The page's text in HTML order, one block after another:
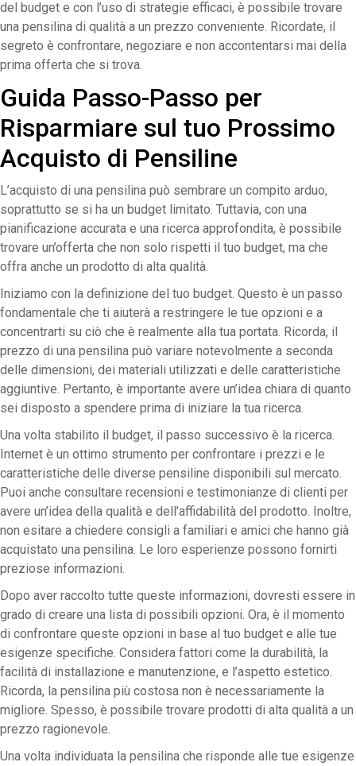
del budget e con l’uso di strategie efficaci, è possibile trovare
una pensilina di qualità a un prezzo conveniente. Ricordate, il
segreto è confrontare, negoziare e non accontentarsi mai della
prima offerta che si trova.
Guida Passo-Passo per
Risparmiare sul tuo Prossimo
Acquisto di Pensiline
L’acquisto di una pensilina può sembrare un compito arduo,
soprattutto se si ha un budget limitato. Tuttavia, con una
pianificazione accurata e una ricerca approfondita, è possibile
trovare un’offerta che non solo rispetti il tuo budget, ma che
offra anche un prodotto di alta qualità.
Iniziamo con la definizione del tuo budget. Questo è un passo
fondamentale che ti aiuterà a restringere le tue opzioni e a
concentrarti su ciò che è realmente alla tua portata. Ricorda, il
prezzo di una pensilina può variare notevolmente a seconda
delle dimensioni, dei materiali utilizzati e delle caratteristiche
aggiuntive. Pertanto, è importante avere un’idea chiara di quanto
sei disposto a spendere prima di iniziare la tua ricerca.
Una volta stabilito il budget, il passo successivo è la ricerca.
Internet è un ottimo strumento per confrontare i prezzi e le
caratteristiche delle diverse pensiline disponibili sul mercato.
Puoi anche consultare recensioni e testimonianze di clienti per
avere un’idea della qualità e dell’affidabilità del prodotto. Inoltre,
non esitare a chiedere consigli a familiari e amici che hanno già
acquistato una pensilina. Le loro esperienze possono fornirti
preziose informazioni.
Dopo aver raccolto tutte queste informazioni, dovresti essere in
grado di creare una lista di possibili opzioni. Ora, è il momento
di confrontare queste opzioni in base al tuo budget e alle tue
esigenze specifiche. Considera fattori come la durabilità, la
facilità di installazione e manutenzione, e l’aspetto estetico.
Ricorda, la pensilina più costosa non è necessariamente la
migliore. Spesso, è possibile trovare prodotti di alta qualità a un
prezzo ragionevole.
Una volta individuata la pensilina che risponde alle tue esigenze